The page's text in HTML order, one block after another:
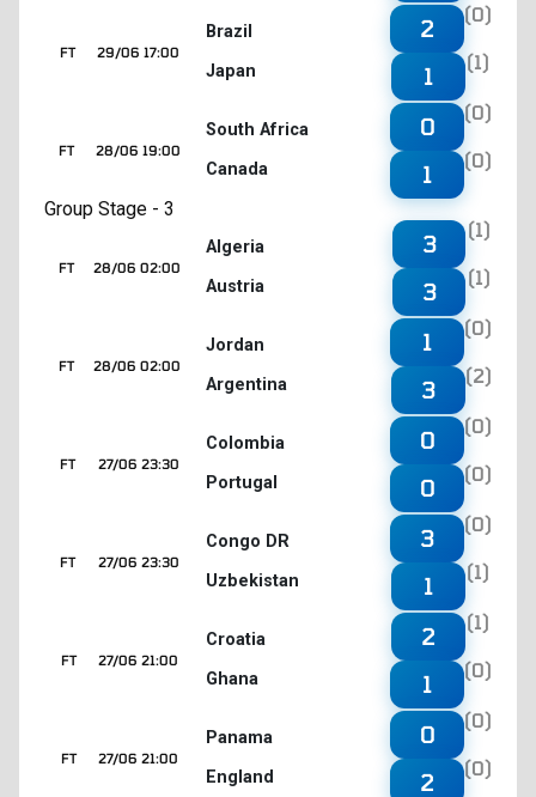
29/06 17:00
FT
Brazil
Japan
2
(0)
1
(1)
28/06 19:00
FT
South Africa
Canada
0
(0)
1
(0)
Group Stage - 3
28/06 02:00
FT
Algeria
Austria
3
(1)
3
(1)
28/06 02:00
FT
Jordan
Argentina
1
(0)
3
(2)
27/06 23:30
FT
Colombia
Portugal
0
(0)
0
(0)
27/06 23:30
FT
Congo DR
Uzbekistan
3
(0)
1
(1)
27/06 21:00
FT
Croatia
Ghana
2
(1)
1
(0)
27/06 21:00
FT
Panama
England
0
(0)
2
(0)